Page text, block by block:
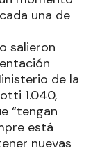
una de
salieron
de la
1.040,
“tengan
está
nuevas